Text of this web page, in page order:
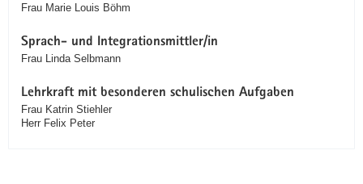
Frau Marie Louis Böhm
Sprach- und Integrationsmittler/in
Frau Linda Selbmann
Lehrkraft mit besonderen schulischen Aufgaben
Frau Katrin Stiehler
Herr Felix Peter